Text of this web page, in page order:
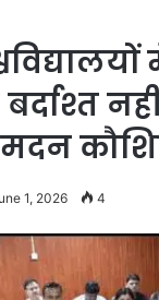
1, 2026 4